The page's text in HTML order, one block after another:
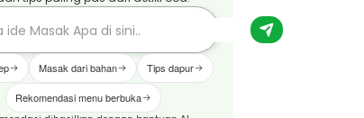
Masak dari bahan Tips dapur
Rekomendasi menu berbuka